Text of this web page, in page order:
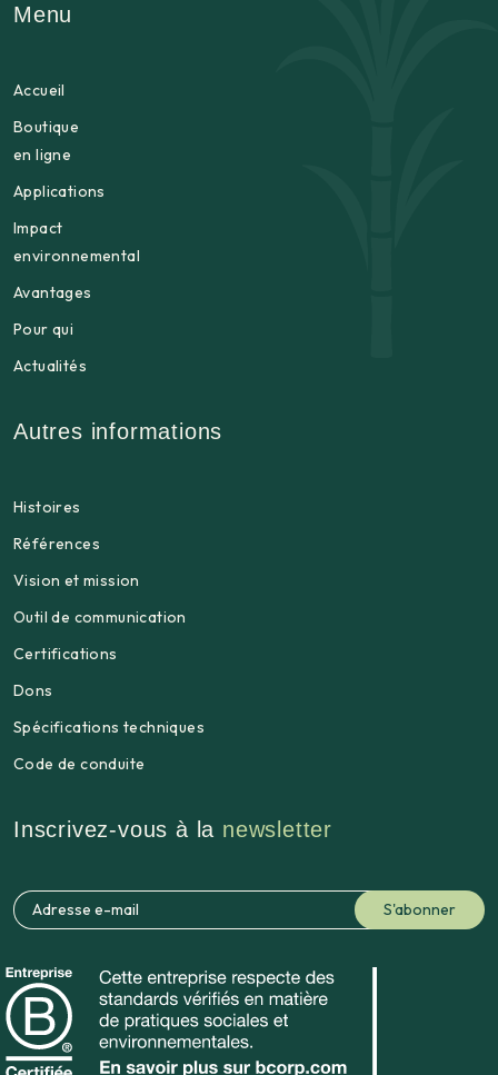
Menu
Accueil
Boutique
en ligne
Applications
Impact
environnemental
Avantages
Pour qui
Actualités
Autres informations
Histoires
Références
Vision et mission
Outil de communication
Certifications
Dons
Spécifications techniques
Code de conduite
Inscrivez-vous à la newsletter